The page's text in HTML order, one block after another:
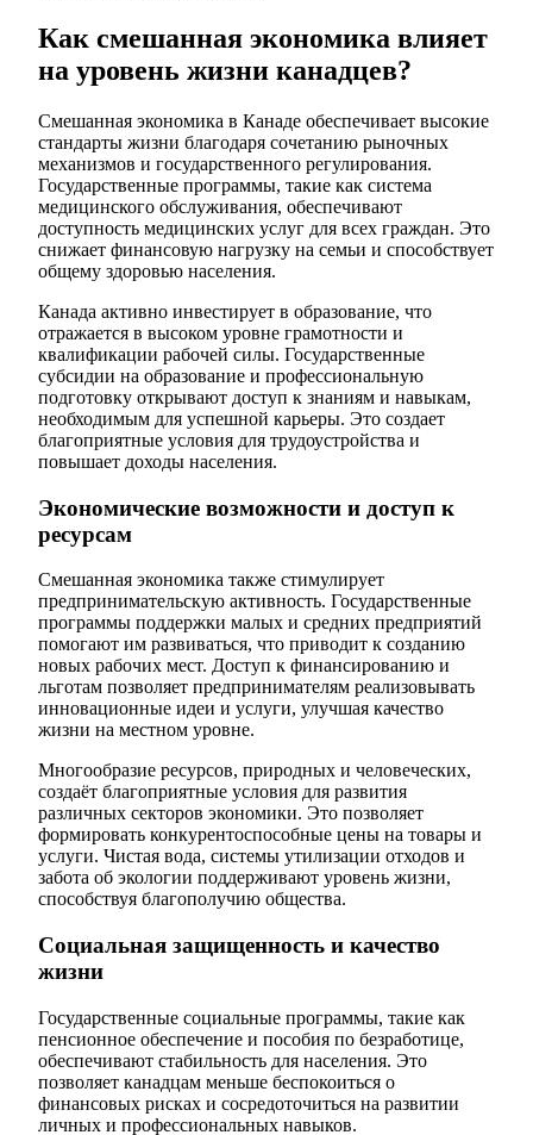
Как смешанная экономика влияет
на уровень жизни канадцев?
Смешанная экономика в Канаде обеспечивает высокие
стандарты жизни благодаря сочетанию рыночных
механизмов и государственного регулирования.
Государственные программы, такие как система
медицинского обслуживания, обеспечивают
доступность медицинских услуг для всех граждан. Это
снижает финансовую нагрузку на семьи и способствует
общему здоровью населения.
Канада активно инвестирует в образование, что
отражается в высоком уровне грамотности и
квалификации рабочей силы. Государственные
субсидии на образование и профессиональную
подготовку открывают доступ к знаниям и навыкам,
необходимым для успешной карьеры. Это создает
благоприятные условия для трудоустройства и
повышает доходы населения.
Экономические возможности и доступ к
ресурсам
Смешанная экономика также стимулирует
предпринимательскую активность. Государственные
программы поддержки малых и средних предприятий
помогают им развиваться, что приводит к созданию
новых рабочих мест. Доступ к финансированию и
льготам позволяет предпринимателям реализовывать
инновационные идеи и услуги, улучшая качество
жизни на местном уровне.
Многообразие ресурсов, природных и человеческих,
создаёт благоприятные условия для развития
различных секторов экономики. Это позволяет
формировать конкурентоспособные цены на товары и
услуги. Чистая вода, системы утилизации отходов и
забота об экологии поддерживают уровень жизни,
способствуя благополучию общества.
Социальная защищенность и качество
жизни
Государственные социальные программы, такие как
пенсионное обеспечение и пособия по безработице,
обеспечивают стабильность для населения. Это
позволяет канадцам меньше беспокоиться о
финансовых рисках и сосредоточиться на развитии
личных и профессиональных навыков.